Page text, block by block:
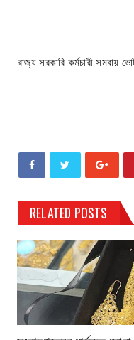
রাজ্য সরকারি কর্মচারী সমবায়
RELATED POSTS